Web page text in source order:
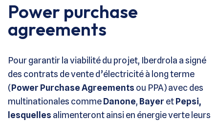
Power purchase
agreements
Pour garantir la viabilité du projet, Iberdrola a signé
des contrats de vente d’électricité à long terme
(Power Purchase Agreements ou PPA) avec des
multinationales commeDanone, Bayer etPepsi,
lesquelles alimenteront ainsi en énergie verte leurs